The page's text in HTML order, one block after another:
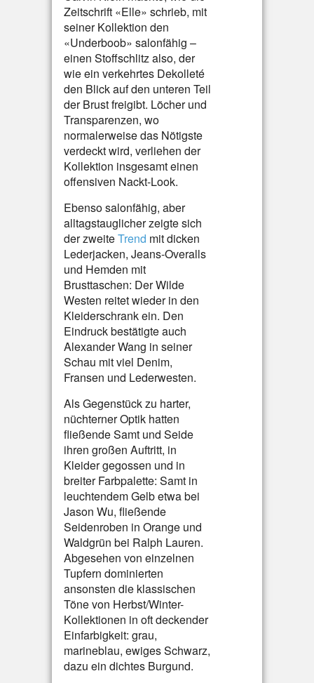
Zeitschrift «Elle» schrieb, mit
seiner Kollektion den
«Underboob» salonfähig –
einen Stoffschlitz also, der
wie ein verkehrtes Dekolleté
den Blick auf den unteren Teil
der Brust freigibt. Löcher und
Transparenzen, wo
normalerweise das Nötigste
verdeckt wird, verliehen der
Kollektion insgesamt einen
offensiven Nackt-Look.
Ebenso salonfähig, aber
alltagstauglicher zeigte sich
der zweiteTrend mit dicken
Lederjacken, Jeans-Overalls
und Hemden mit
Brusttaschen: Der Wilde
Westen reitet wieder in den
Kleiderschrank ein. Den
Eindruck bestätigte auch
Alexander Wang in seiner
Schau mit viel Denim,
Fransen und Lederwesten.
Als Gegenstück zu harter,
nüchterner Optik hatten
fließende Samt und Seide
ihren großen Auftritt, in
Kleider gegossen und in
breiter Farbpalette: Samt in
leuchtendem Gelb etwa bei
Jason Wu, fließende
Seidenroben in Orange und
Waldgrün bei Ralph Lauren.
Abgesehen von einzelnen
Tupfern dominierten
ansonsten die klassischen
Töne von Herbst/Winter-
Kollektionen in oft deckender
Einfarbigkeit: grau,
marineblau, ewiges Schwarz,
dazu ein dichtes Burgund.